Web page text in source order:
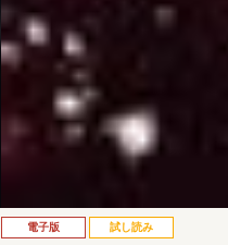
電子版 試し読み